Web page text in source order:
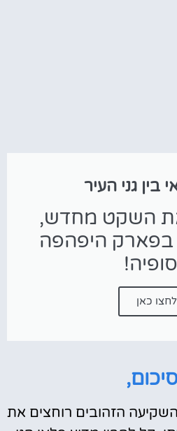
בין גני העיר
השקט מחדש,
בפארק היפהפה
לחצו כאן
השקיעה הזהובים רוחצים את